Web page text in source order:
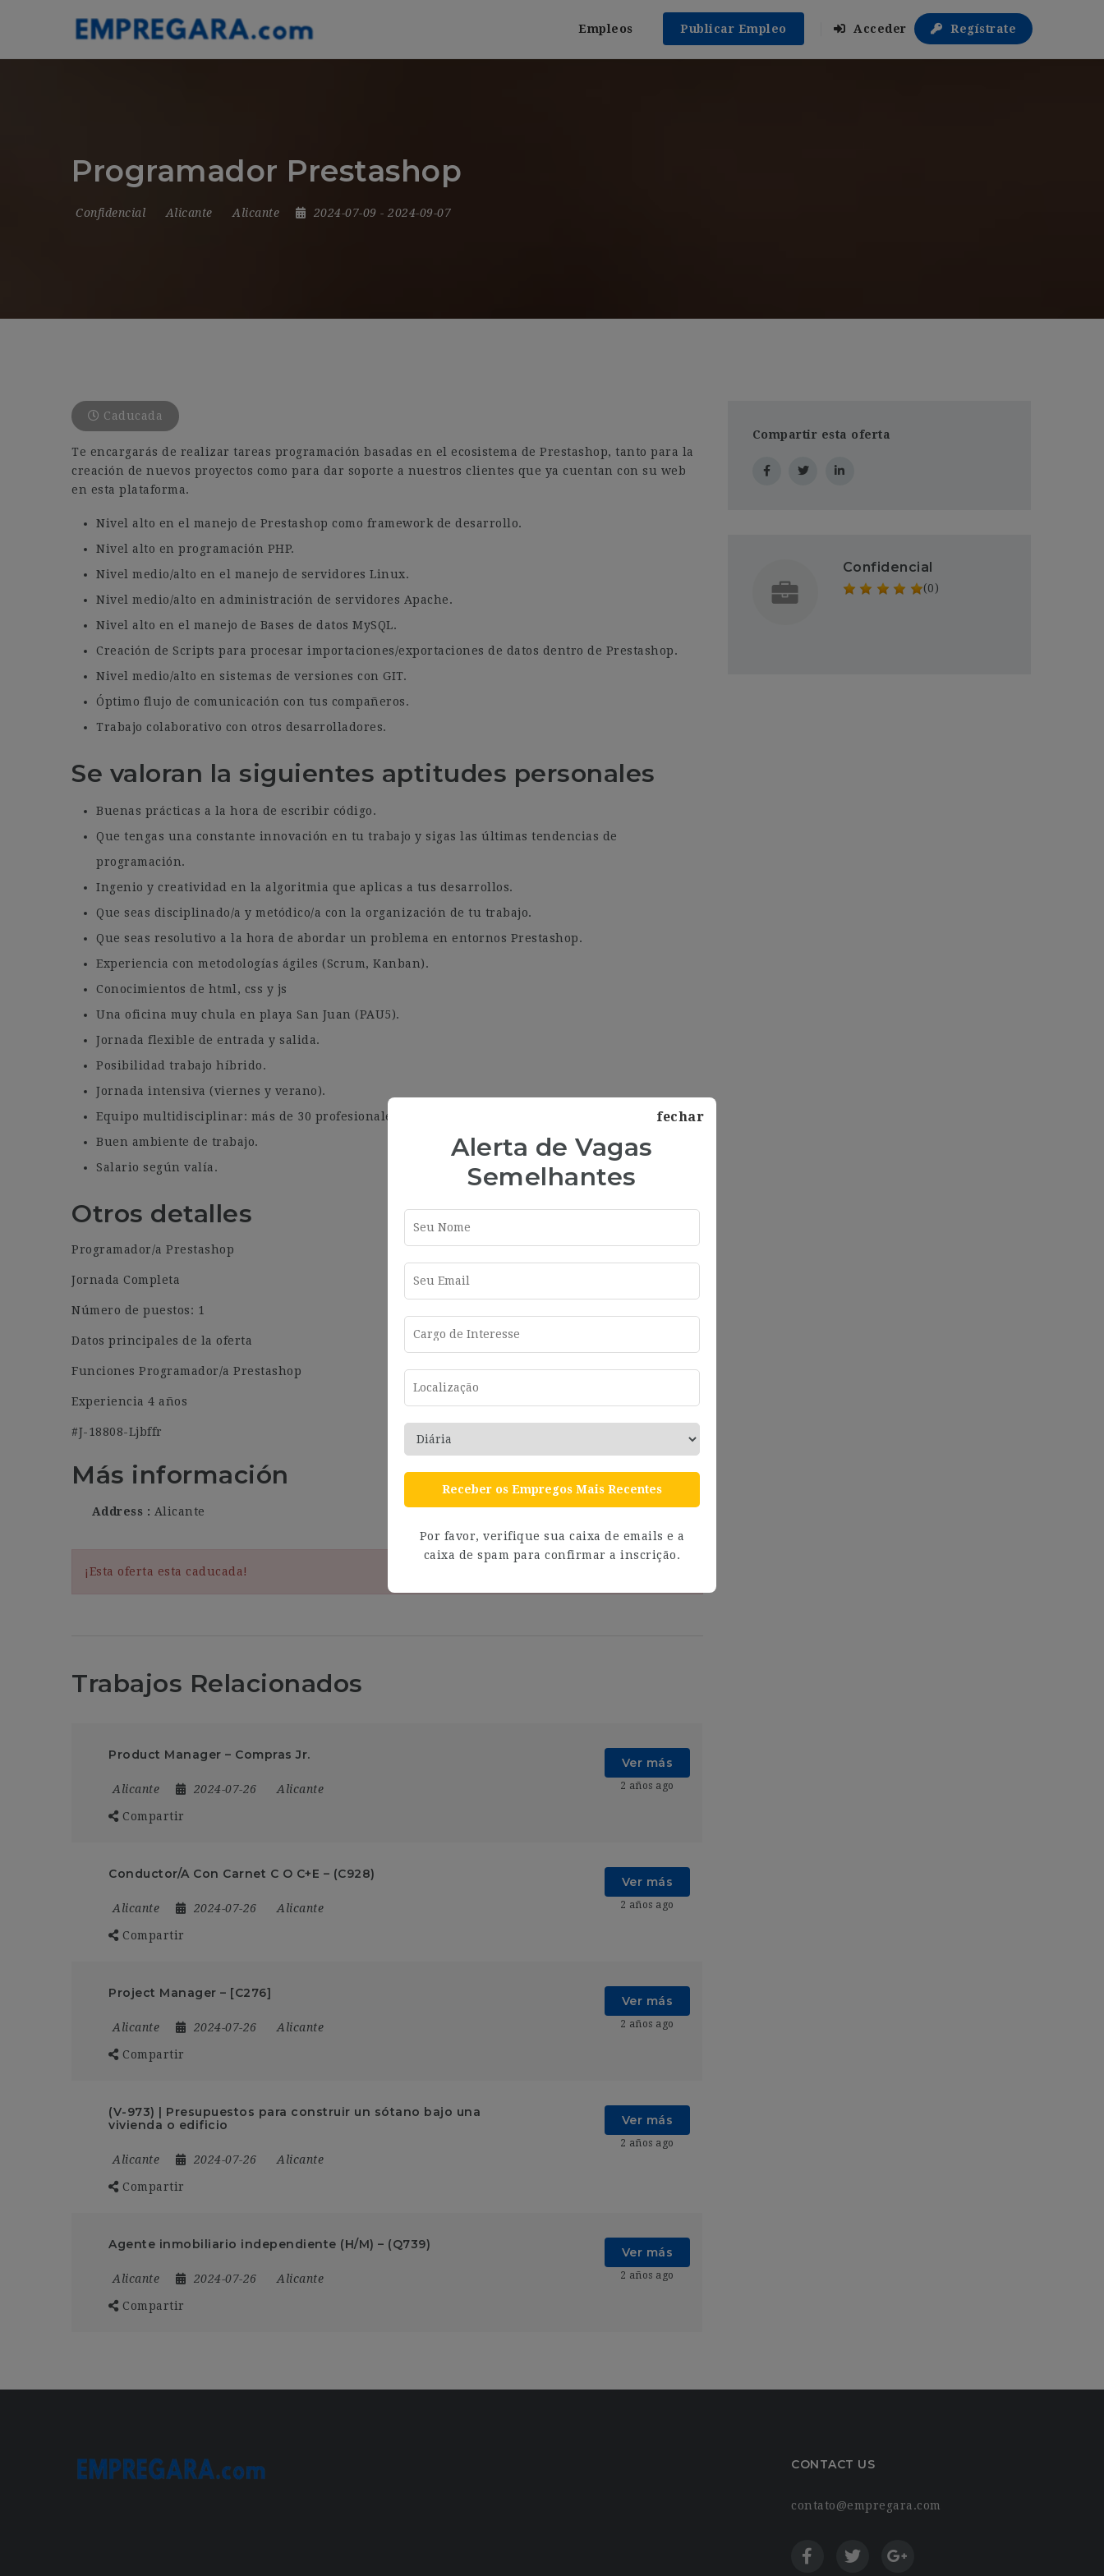
Empleos Publicar Empleo Acceder Regístrate
Programador Prestashop
Confidencial Alicante Alicante 2024-07-09 - 2024-09-07
Caducada
Te encargarás de realizar tareas programación basadas en el ecosistema de Prestashop, tanto para la
creación de nuevos proyectos como para dar soporte a nuestros clientes que ya cuentan con su web
en esta plataforma.
Nivel alto en el manejo de Prestashop como framework de desarrollo.
Nivel alto en programación PHP.
Nivel medio/alto en el manejo de servidores Linux.
Nivel medio/alto en administración de servidores Apache.
Nivel alto en el manejo de Bases de datos MySQL.
Creación de Scripts para procesar importaciones/exportaciones de datos dentro de Prestashop.
Nivel medio/alto en sistemas de versiones con GIT.
Óptimo flujo de comunicación con tus compañeros.
Trabajo colaborativo con otros desarrolladores.
Se valoran la siguientes aptitudes personales
Buenas prácticas a la hora de escribir código.
Que tengas una constante innovación en tu trabajo y sigas las últimas tendencias de
programación.
Ingenio y creatividad en la algoritmia que aplicas a tus desarrollos.
Que seas disciplinado/a y metódico/a con la organización de tu trabajo.
Que seas resolutivo a la hora de abordar un problema en entornos Prestashop.
Experiencia con metodologías ágiles (Scrum, Kanban).
Conocimientos de html, css y js
Una oficina muy chula en playa San Juan (PAU5).
Jornada flexible de entrada y salida.
Posibilidad trabajo híbrido.
Jornada intensiva (viernes y verano).
Equipo multidisciplinar: más de 30 profesionales de distintas especialidades.
Buen ambiente de trabajo.
Salario según valía.
Otros detalles
Programador/a Prestashop
Jornada Completa
Número de puestos: 1
Datos principales de la oferta
Funciones Programador/a Prestashop
Experiencia 4 años
#J-18808-Ljbffr
Más información
Address Alicante
¡Esta oferta esta caducada!
Trabajos Relacionados
Product Manager – Compras Jr.
Alicante 2024-07-26 Alicante
Compartir
Ver más
2 años ago
Conductor/A Con Carnet C O C+E – (C928)
Alicante 2024-07-26 Alicante
Compartir
Ver más
2 años ago
Project Manager – [C276]
Alicante 2024-07-26 Alicante
Compartir
Ver más
2 años ago
(V-973) | Presupuestos para construir un sótano bajo una
vivienda o edificio
Alicante 2024-07-26 Alicante
Compartir
Ver más
2 años ago
Agente inmobiliario independiente (H/M) – (Q739)
Alicante 2024-07-26 Alicante
Compartir
Ver más
2 años ago
Compartir esta oferta
Confidencial
(0)
CONTACT US
contato@empregara.com
fechar
Alerta de Vagas
Semelhantes
Receber os Empregos Mais Recentes
Por favor, verifique sua caixa de emails e a
caixa de spam para confirmar a inscrição.